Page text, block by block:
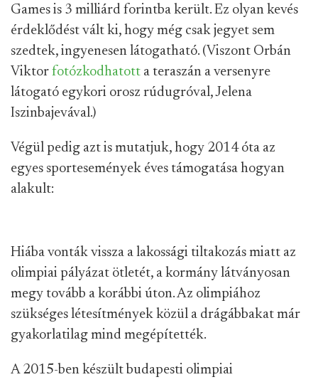
Games is 3 milliárd forintba került. Ez olyan kevés
érdeklődést vált ki, hogy még csak jegyet sem
szedtek, ingyenesen látogatható. (Viszont Orbán
Viktor fotózkodhatott a teraszán a versenyre
látogató egykori orosz rúdugróval, Jelena
Iszinbajevával.)
Végül pedig azt is mutatjuk, hogy 2014 óta az
egyes sportesemények éves támogatása hogyan
alakult:
Hiába vonták vissza a lakossági tiltakozás miatt az
olimpiai pályázat ötletét, a kormány látványosan
megy tovább a korábbi úton. Az olimpiához
szükséges létesítmények közül a drágábbakat már
gyakorlatilag mind megépítették.
A 2015-ben készült budapesti olimpiai